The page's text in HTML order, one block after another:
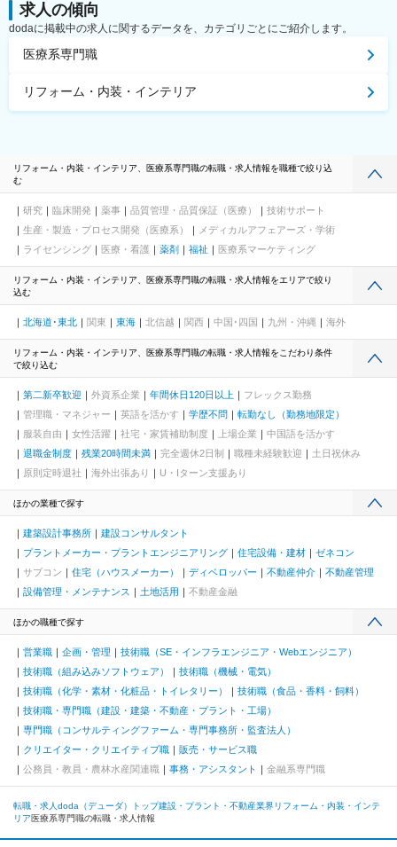
求人の傾向
dodaに掲載中の求人に関するデータを、カテゴリごとにご紹介します。
医療系専門職
リフォーム・内装・インテリア
リフォーム・内装・インテリア、医療系専門職の転職・求人情報を職種で絞り込
む
研究 臨床開発 薬事 品質管理・品質保証（医療）
技術サポート
生産・製造・プロセス開発（医療系）
メディカルアフェアーズ・学術
ライセンシング
医療・看護 薬剤 福祉 医療系マーケティング
リフォーム・内装・インテリア、医療系専門職の転職・求人情報をエリアで絞り
込む
北海道･東北 関東 東海 北信越 関西 中国･四国 九州・沖縄 海外
リフォーム・内装・インテリア、医療系専門職の転職・求人情報をこだわり条件
で絞り込む
第二新卒歓迎 外資系企業 年間休日120日以上
フレックス勤務
管理職・マネジャー
英語を活かす 学歴不問
転勤なし（勤務地限定）
服装自由
女性活躍 社宅・家賃補助制度 上場企業
中国語を活かす
退職金制度
残業20時間未満 完全週休2日制 職種未経験歓迎
土日祝休み
原則定時退社
海外出張あり U・Iターン支援あり
ほかの業種で探す
建築設計事務所
建設コンサルタント
プラントメーカー・プラントエンジニアリング
住宅設備・建材
ゼネコン
サブコン
住宅（ハウスメーカー） ディベロッパー 不動産仲介
不動産管理
設備管理・メンテナンス
土地活用 不動産金融
ほかの職種で探す
営業職 企画・管理
技術職（SE・インフラエンジニア・Webエンジニア）
技術職（組み込みソフトウェア）
技術職（機械・電気）
技術職（化学・素材・化粧品・トイレタリー）
技術職（食品・香料・飼料）
技術職・専門職（建設・建築・不動産・プラント・工場）
専門職（コンサルティングファーム・専門事務所・監査法人）
クリエイター・クリエイティブ職
販売・サービス職
公務員・教員・農林水産関連職
事務・アシスタント 金融系専門職
転職・求人doda（デューダ）トップ建設・プラント・不動産業界リフォーム・内装・インテ
リア医療系専門職の転職・求人情報